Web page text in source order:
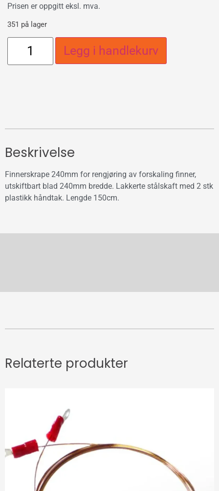
Prisen er oppgitt eksl. mva.
351 på lager
Legg i handlekurv
Beskrivelse
Finnerskrape 240mm for rengjøring av forskaling finner,
utskiftbart blad 240mm bredde. Lakkerte stålskaft med 2 stk
plastikk håndtak. Lengde 150cm.
Relaterte produkter